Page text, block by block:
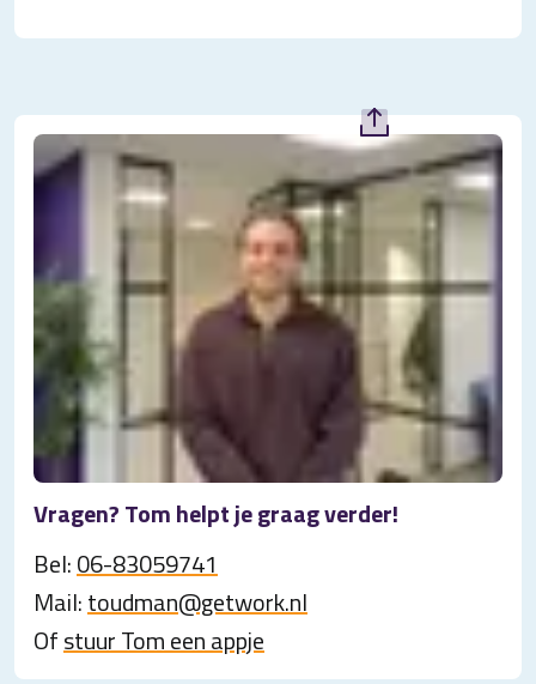
Vragen? Tom helpt je graag verder!
Bel:06-83059741
Mail:toudman@getwork.nl
Ofstuur Tom een appje